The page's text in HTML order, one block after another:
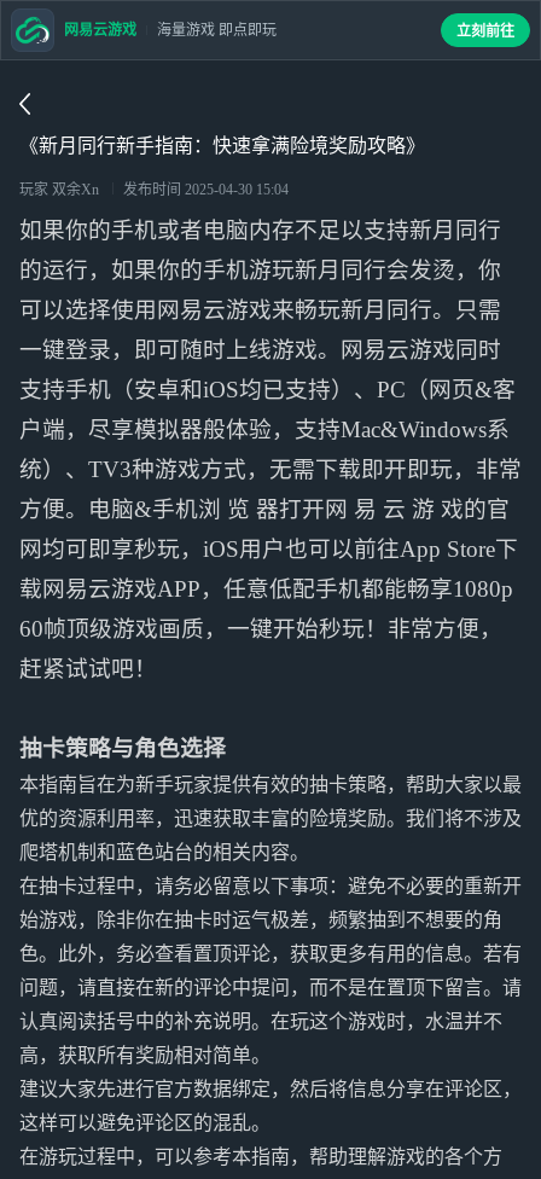
《新月同行新手指南：快速拿满险境奖励攻略》
玩家 双余Xn 发布时间 2025-04-30 15:04
如果你的手机或者电脑内存不足以支持新月同行
的运行，如果你的手机游玩新月同行会发烫，你
可以选择使用网易云游戏来畅玩新月同行。只需
一键登录，即可随时上线游戏。网易云游戏同时
支持手机（安卓和iOS均已支持）、PC（网页&客
户端，尽享模拟器般体验，支持Mac&Windows系
统）、TV3种游戏方式，无需下载即开即玩，非常
方便。电脑&手机浏 览 器打开网 易 云 游 戏的官
网均可即享秒玩，iOS用户也可以前往App Store下
载网易云游戏APP，任意低配手机都能畅享1080p
60帧顶级游戏画质，一键开始秒玩！非常方便，
赶紧试试吧！
抽卡策略与角色选择
本指南旨在为新手玩家提供有效的抽卡策略，帮助大家以最
优的资源利用率，迅速获取丰富的险境奖励。我们将不涉及
爬塔机制和蓝色站台的相关内容。
在抽卡过程中，请务必留意以下事项：避免不必要的重新开
始游戏，除非你在抽卡时运气极差，频繁抽到不想要的角
色。此外，务必查看置顶评论，获取更多有用的信息。若有
问题，请直接在新的评论中提问，而不是在置顶下留言。请
认真阅读括号中的补充说明。在玩这个游戏时，水温并不
高，获取所有奖励相对简单。
建议大家先进行官方数据绑定，然后将信息分享在评论区，
这样可以避免评论区的混乱。
在游玩过程中，可以参考本指南，帮助理解游戏的各个方
网易云游戏 海量游戏 即点即玩 立刻前往